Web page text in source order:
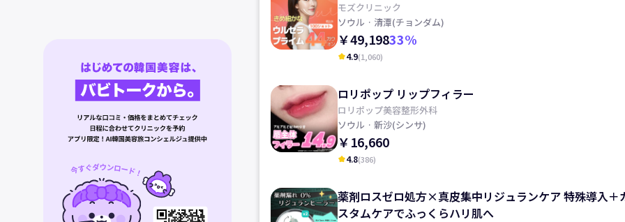
モズクリニック
ソウル · 清潭(チョンダム)
￥49,19833%
kid_star4.9(1,060)
ロリポップ リップフィラー
ロリポップ美容整形外科
ソウル · 新沙(シンサ)
￥16,660
kid_star4.8(386)
薬剤ロスゼロ処方×真皮集中リジュランケア 特殊導入＋
スタムケアでふっくらハリ肌へ